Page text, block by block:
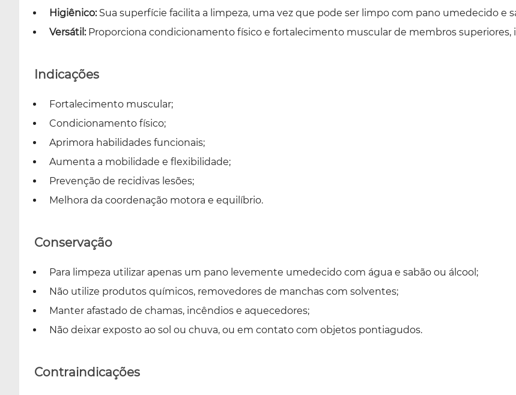
Higiênico:Sua superfície facilita a limpeza, uma vez que pode ser limpo com pano umedecido e
Versátil:Proporciona condicionamento físico e fortalecimento muscular de membros superiores,
Indicações
Fortalecimento muscular;
Condicionamento físico;
Aprimora habilidades funcionais;
Aumenta a mobilidade e flexibilidade;
Prevenção de recidivas lesões;
Melhora da coordenação motora e equilíbrio.
Conservação
Para limpeza utilizar apenas um pano levemente umedecido com água e sabão ou álcool;
Não utilize produtos químicos, removedores de manchas com solventes;
Manter afastado de chamas, incêndios e aquecedores;
Não deixar exposto ao sol ou chuva, ou em contato com objetos pontiagudos.
Contraindicações